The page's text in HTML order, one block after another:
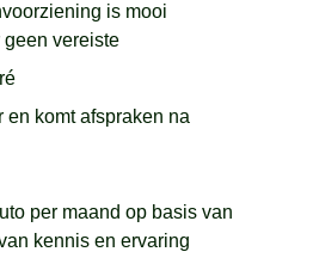
is mooi
geen vereiste
en komt afspraken na
per maand op basis van
kennis en ervaring